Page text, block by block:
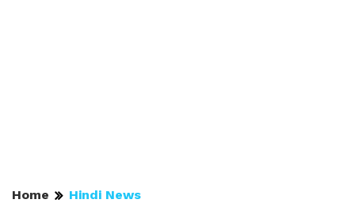
Home Hindi News